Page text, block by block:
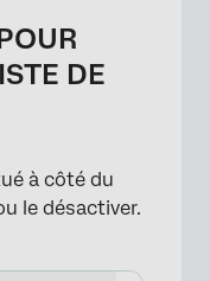
DE
à côté du
le désactiver.